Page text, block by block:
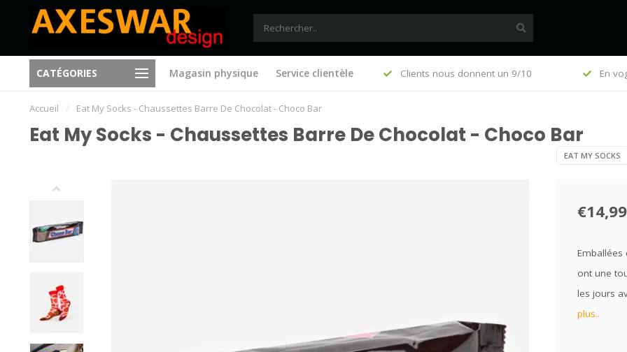
CATÉGORIES Magasin physique Service clientèle
Toujours de nouvelles idées Envoi gratuit àpd €75 (B), €140 (FR) Clients nous donnent un 9/10 En vogue
Accueil / Eat My Socks - Chaussettes Barre De Chocolat - Choco Bar
Eat My Socks - Chaussettes Barre De Chocolat - Choco Bar
EAT MY SOCKS
€14,99
ont une
les jours
plus..